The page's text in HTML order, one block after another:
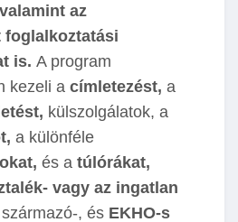
az
is. A program
kezeli a címletezést, a
külszolgálatok, a
a különféle
és a túlórákat,
vagy az ingatlan
származó-, és EKHO-s